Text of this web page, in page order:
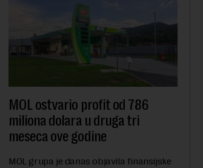
MOL ostvario profit od 786
miliona dolara u druga tri
meseca ove godine
MOL grupa je danas objavila finansijske